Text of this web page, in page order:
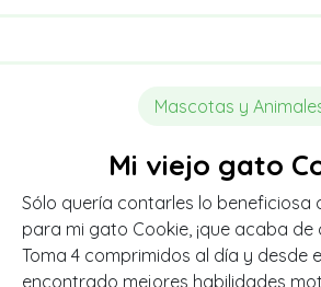
Mascotas y
Mi viejo gato
Sólo quería contarles lo beneficiosa
para mi gato Cookie, ¡que acaba de
Toma 4 comprimidos al día y desde
encontrado mejores habilidades